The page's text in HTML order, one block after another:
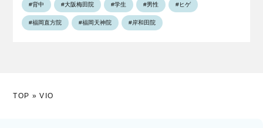
#背中 #大阪梅田院 #学生 #男性 #ヒゲ
#福岡直方院 #福岡天神院 #岸和田院
TOP »VIO